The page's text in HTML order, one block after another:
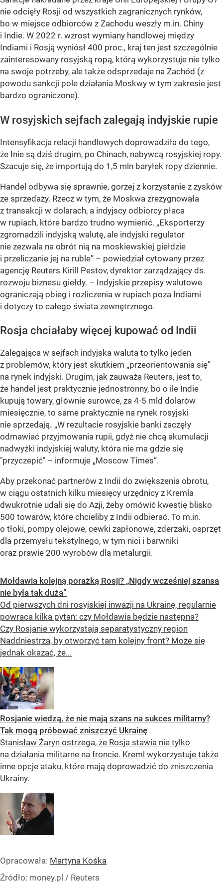
nie odcięły Rosji od wszystkich zagranicznych rynków,
bo w miejsce odbiorców z Zachodu weszły m.in. Chiny
i Indie. W 2022 r. wzrost wymiany handlowej między
Indiami i Rosją wyniósł 400 proc., kraj ten jest szczególnie
zainteresowany rosyjską ropą, którą wykorzystuje nie tylko
na swoje potrzeby, ale także odsprzedaje na Zachód (z
powodu sankcji pole działania Moskwy w tym zakresie jest
bardzo ograniczone).
W rosyjskich sejfach zalegają indyjskie rupie
Intensyfikacja relacji handlowych doprowadziła do tego,
że Inie są dziś drugim, po Chinach, nabywcą rosyjskiej ropy.
Szacuje się, że importują do 1,5 mln baryłek ropy dziennie.
Handel odbywa się sprawnie, gorzej z korzystanie z zysków
ze sprzedaży. Rzecz w tym, że Moskwa zrezygnowała
z transakcji w dolarach, a indyjscy odbiorcy płaca
w rupiach, które bardzo trudno wymienić. „Eksporterzy
zgromadzili indyjską walutę, ale indyjski regulator
nie zezwala na obrót nią na moskiewskiej giełdzie
i przeliczanie jej na ruble” – powiedział cytowany przez
agencję Reuters Kirill Pestov, dyrektor zarządzający ds.
rozwoju biznesu giełdy. – Indyjskie przepisy walutowe
ograniczają obieg i rozliczenia w rupiach poza Indiami
i dotyczy to całego świata zewnętrznego.
Rosja chciałaby więcej kupować od Indii
Zalegająca w sejfach indyjska waluta to tylko jeden
z problemów, który jest skutkiem „przeorientowania się”
na rynek indyjski. Drugim, jak zauważa Reuters, jest to,
że handel jest praktycznie jednostronny, bo o ile Indie
kupują towary, głównie surowce, za 4-5 mld dolarów
miesięcznie, to same praktycznie na rynek rosyjski
nie sprzedają. „W rezultacie rosyjskie banki zaczęły
odmawiać przyjmowania rupii, gdyż nie chcą akumulacji
nadwyżki indyjskiej waluty, która nie ma gdzie się
"przyczepić" – informuje „Moscow Times”.
Aby przekonać partnerów z Indii do zwiększenia obrotu,
w ciągu ostatnich kilku miesięcy urzędnicy z Kremla
dwukrotnie udali się do Azji, żeby omówić kwestię blisko
500 towarów, które chcieliby z Indii odbierać. To m.in.
o tłoki, pompy olejowe, cewki zapłonowe, zderzaki, osprzęt
dla przemysłu tekstylnego, w tym nici i barwniki
oraz prawie 200 wyrobów dla metalurgii.
Mołdawia kolejną porażką Rosji? „Nigdy wcześniej szansa
nie była tak duża”
Od pierwszych dni rosyjskiej inwazji na Ukrainę, regularnie
powraca kilka pytań: czy Mołdawia będzie następna?
Czy Rosjanie wykorzystają separatystyczny region
Naddniestrza, by otworzyć tam kolejny front? Może się
jednak okazać, że...
Rosjanie wiedzą, że nie mają szans na sukces militarny?
Tak mogą próbować zniszczyć Ukrainę
Stanisław Żaryn ostrzega, że Rosja stawia nie tylko
na działania militarne na froncie. Kreml wykorzystuje także
inne opcje ataku, które mają doprowadzić do zniszczenia
Ukrainy.
Opracowała: Martyna Kośka
Źródło: money.pl / Reuters